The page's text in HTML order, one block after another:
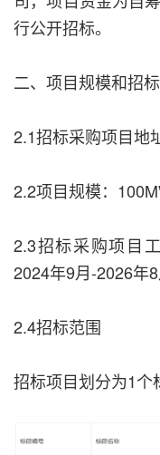
行公开招标。
二、项目规模和招
2.1招标采购项目地
2.2项目规模：
2.3招标采购项目
2024年9月-2026年
2.4招标范围
招标项目划分为1个